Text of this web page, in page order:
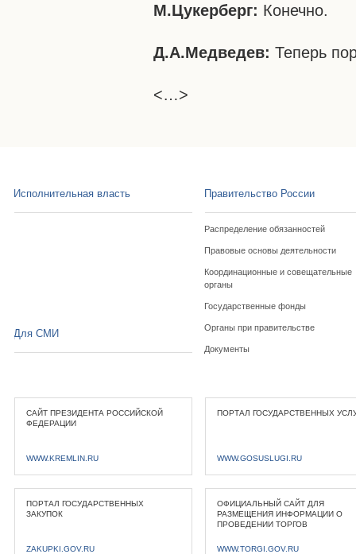
М.Цукерберг: Конечно.
Д.А.Медведев: Теперь
<…>
Исполнительная власть Правительство России
Распределение обязанностей
Правовые основы деятельности
Координационные и совещательные
органы
Государственные фонды
Органы при правительстве
Документы
Для СМИ
САЙТ ПРЕЗИДЕНТА РОССИЙСКОЙ
ФЕДЕРАЦИИ
WWW.KREMLIN.RU
ПОРТАЛ ГОСУДАРСТВЕННЫХ
WWW.GOSUSLUGI.RU
ПОРТАЛ ГОСУДАРСТВЕННЫХ
ЗАКУПОК
ZAKUPKI.GOV.RU
ОФИЦИАЛЬНЫЙ САЙТ ДЛЯ
РАЗМЕЩЕНИЯ ИНФОРМАЦИИ О
ПРОВЕДЕНИИ ТОРГОВ
WWW.TORGI.GOV.RU